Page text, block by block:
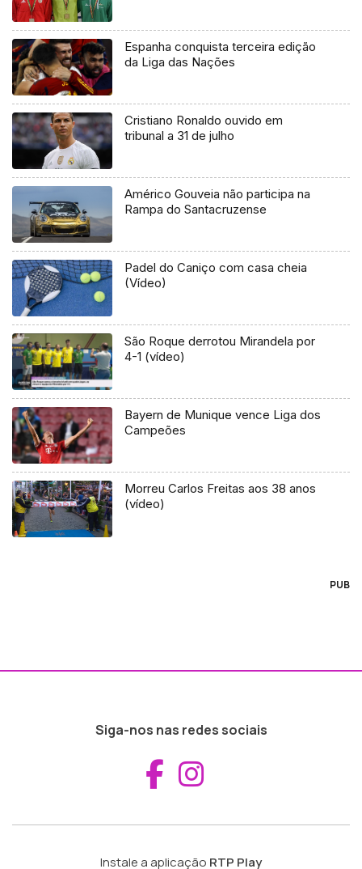
Espanha conquista terceira edição
da Liga das Nações
Cristiano Ronaldo ouvido em
tribunal a 31 de julho
Américo Gouveia não participa na
Rampa do Santacruzense
Padel do Caniço com casa cheia
(Vídeo)
São Roque derrotou Mirandela por
4-1 (vídeo)
Bayern de Munique vence Liga dos
Campeões
Morreu Carlos Freitas aos 38 anos
(vídeo)
PUB
Siga-nos nas redes sociais
Aceder ao
Instale a aplicação RTP Play